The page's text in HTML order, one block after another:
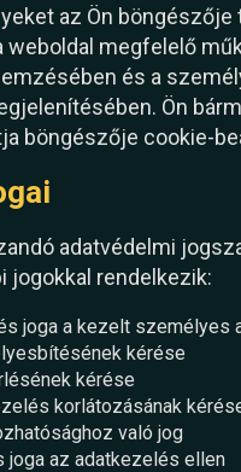
az Ön böngészője
weboldal megfelelő
és a
Ön
böngészője cookie-
adatvédelmi
jogokkal rendelkezik:
joga a kezelt személyes
kérése
kérése
korlátozásának
való jog
joga az adatkezelés ellen